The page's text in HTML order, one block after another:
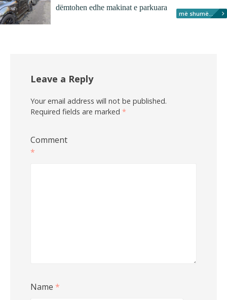
dëmtohen edhe makinat e parkuara
më shumë...
Leave a Reply
Your email address will not be published.
Required fields are marked *
Comment
*
Name *